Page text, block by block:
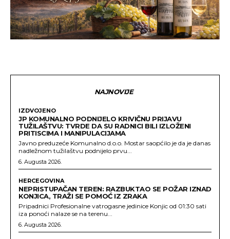
NAJNOVIJE
IZDVOJENO
JP KOMUNALNO PODNIJELO KRIVIČNU PRIJAVU
TUŽILAŠTVU: TVRDE DA SU RADNICI BILI IZLOŽENI
PRITISCIMA I MANIPULACIJAMA
Javno preduzeće Komunalno d.o.o. Mostar saopćilo je da je danas
nadležnom tužilaštvu podnijelo prvu...
6. Augusta 2026.
HERCEGOVINA
NEPRISTUPAČAN TEREN: RAZBUKTAO SE POŽAR IZNAD
KONJICA, TRAŽI SE POMOĆ IZ ZRAKA
Pripadnici Profesionalne vatrogasne jedinice Konjic od 01:30 sati
iza ponoći nalaze se na terenu...
6. Augusta 2026.